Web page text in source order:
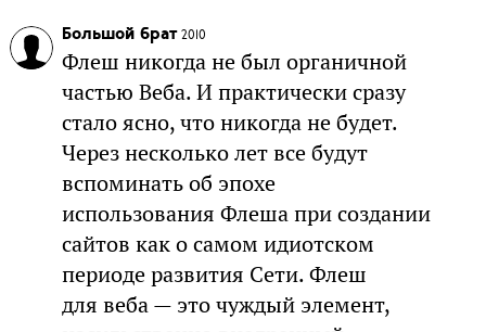
Большой брат 2010
Флеш никогда не был органичной
частью Веба. И практически сразу
стало ясно, что никогда не будет.
Через несколько лет все будут
вспоминать об эпохе
использования Флеша при создании
сайтов как о самом идиотском
периоде развития Сети. Флеш
для веба — это чуждый элемент,